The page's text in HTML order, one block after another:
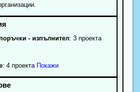
- изпълнител: 3 проекта
: 4 проекта Покажи